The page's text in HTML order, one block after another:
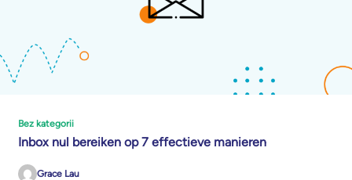
Bez kategorii
Inbox nul bereiken op 7 effectieve manieren
Grace Lau